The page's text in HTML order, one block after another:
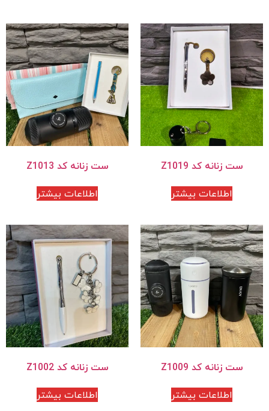
ست زنانه کد Z1019
اطلاعات بیشتر
ست زنانه کد Z1013
اطلاعات بیشتر
ست زنانه کد Z1009
اطلاعات بیشتر
ست زنانه کد Z1002
اطلاعات بیشتر